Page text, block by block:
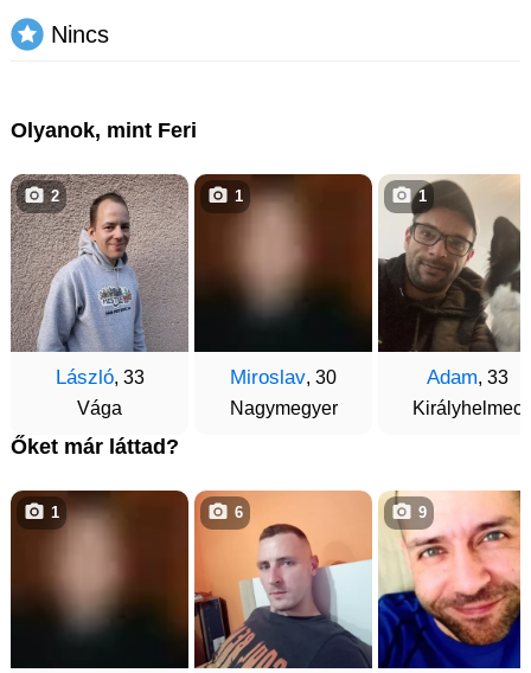
Nincs
Olyanok, mint Feri
László, 33
Vága
2
Miroslav, 30
Nagymegyer
1
Adam, 33
Királyhelmec
1
Őket már láttad?
1 6 9